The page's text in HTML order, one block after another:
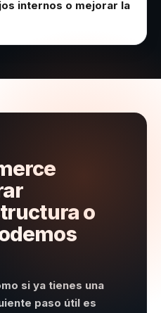
internos o mejorar la
o
si ya tienes una
paso útil es